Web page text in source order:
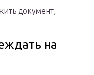
документ,
на